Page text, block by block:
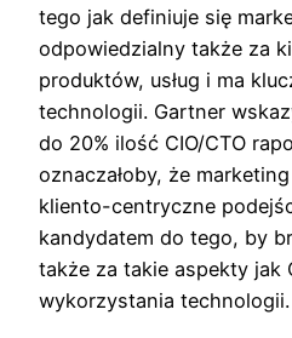
tego jak definiuje się
odpowiedzialny także za
produktów, usług i ma
technologii. Gartner
do 20% ilość CIO/CTO
oznaczałoby, że
kliento-centryczne
kandydatem do tego, by
także za takie aspekty jak
wykorzystania technologii.